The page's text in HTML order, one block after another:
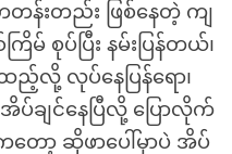
တန်းတည်း ဖြစ်နေတဲ့ ကျ
စုပ်ပြီး နမ်းပြန်တယ်၊
လုပ်နေပြန်ရော၊
ပ်ချင်နေပြီလို့ ပြောလိုက်
တော့ ဆိုဖာပေါ်မှာပဲ အိပ်